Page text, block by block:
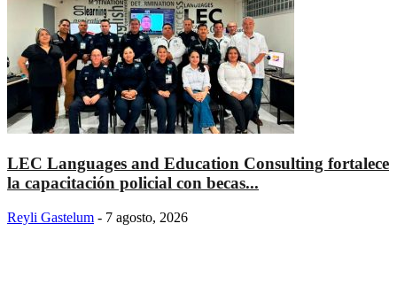
LEC Languages and Education Consulting fortalece
la capacitación policial con becas...
Reyli Gastelum - 7 agosto, 2026